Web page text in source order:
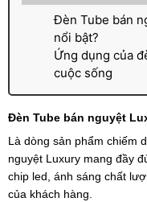
Đèn Tube bán
nổi bật?
Ứng dụng của
cuộc sống
Đèn Tube bán nguyệt
Là dòng sản phẩm chiếm
nguyệt Luxury mang đầy
chip led, ánh sáng chất
của khách hàng.